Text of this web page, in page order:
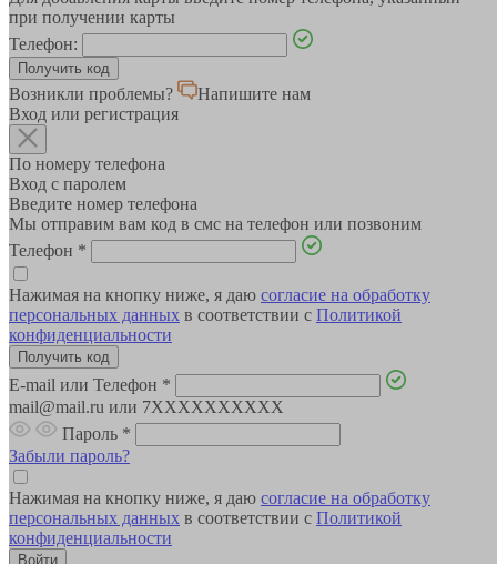
при получении карты
Телефон:
Возникли проблемы?
Напишите нам
Вход или регистрация
По номеру телефона
Вход с паролем
Введите номер телефона
Мы отправим вам код в смс на телефон или позвоним
Телефон *
Нажимая на кнопку ниже, я даю согласие на обработку
персональных данных в соответствии с Политикой
конфиденциальности
E-mail или Телефон *
mail@mail.ru или 7XXXXXXXXXX
Пароль *
Забыли пароль?
Нажимая на кнопку ниже, я даю согласие на обработку
персональных данных в соответствии с Политикой
конфиденциальности